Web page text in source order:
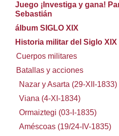
Juego ¡Investiga y gana!
Sebastián
álbum SIGLO XIX
Historia militar del Siglo
Cuerpos militares
Batallas y acciones
Nazar y Asarta (29-XII-1833)
Viana (4-XI-1834)
Ormaiztegi (03-I-1835)
Améscoas (19/24-IV-1835)